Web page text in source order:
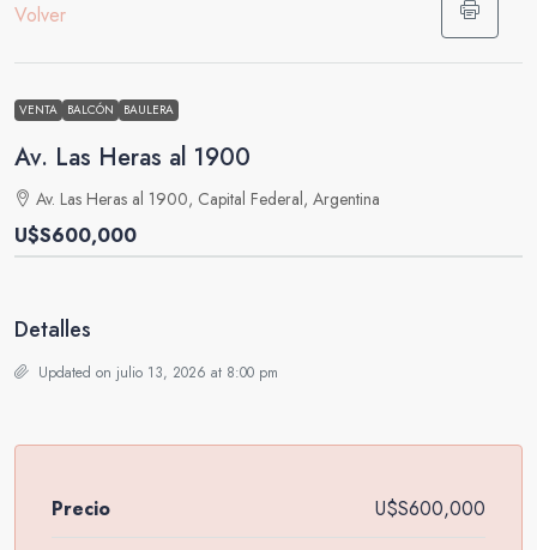
Volver
VENTA BALCÓN BAULERA
Av. Las Heras al 1900
Av. Las Heras al 1900, Capital Federal, Argentina
U$S600,000
Detalles
Updated on julio 13, 2026 at 8:00 pm
Precio U$S600,000